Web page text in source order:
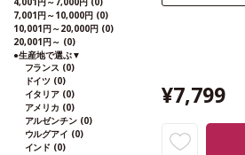
7,001円～10,000円 (0)
10,001円～20,000円 (0)
20,001円～ (0)
●生産地で選ぶ▼
フランス (0)
ドイツ (0)
イタリア (0)
アメリカ (0)
アルゼンチン (0)
ウルグアイ (0)
インド (0)
¥7,799